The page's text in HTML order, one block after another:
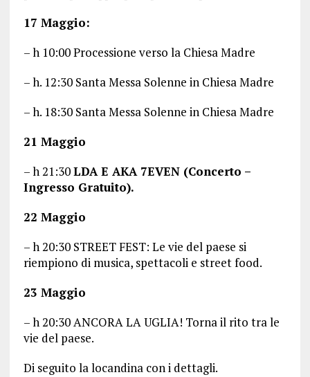
17 Maggio:
– h 10:00 Processione verso la Chiesa Madre
– h. 12:30 Santa Messa Solenne in Chiesa Madre
– h. 18:30 Santa Messa Solenne in Chiesa Madre
21 Maggio
– h 21:30LDA E AKA 7EVEN (Concerto –
Ingresso Gratuito).
22 Maggio
– h 20:30 STREET FEST: Le vie del paese si
riempiono di musica, spettacoli e street food.
23 Maggio
– h 20:30 ANCORA LA UGLIA! Torna il rito tra le
vie del paese.
Di seguito la locandina con i dettagli.